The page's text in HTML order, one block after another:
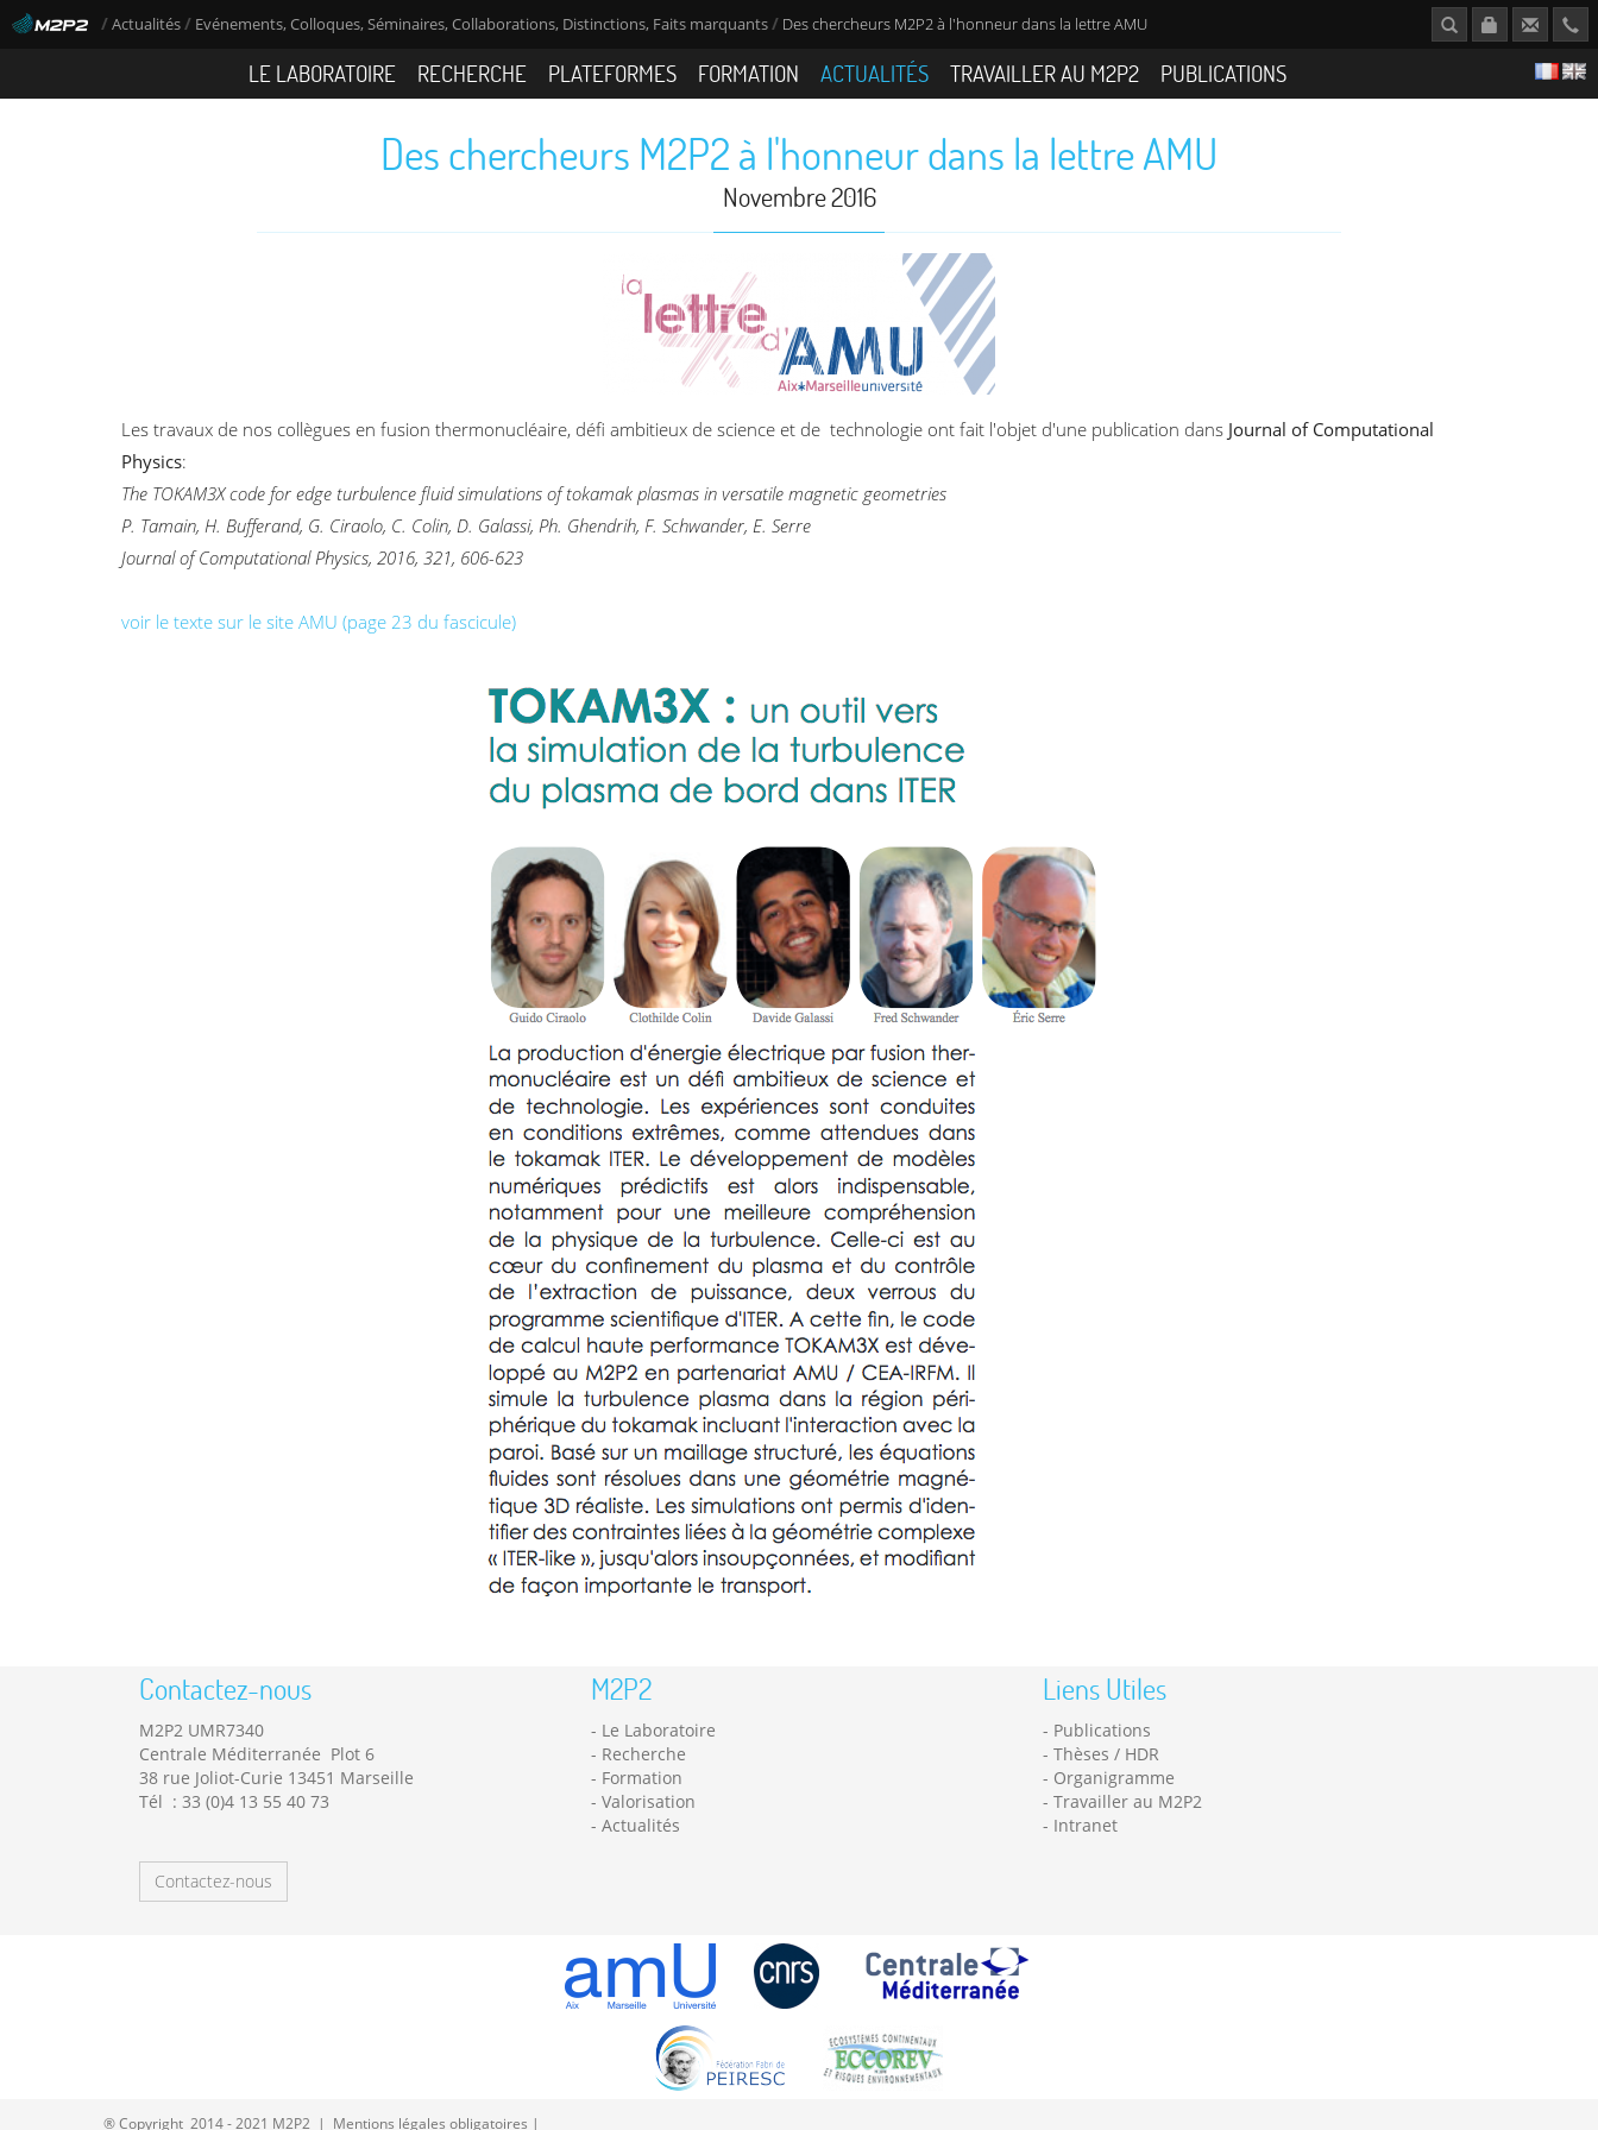
/Actualités/ Evénements, Colloques, Séminaires, Collaborations, Distinctions, Faits marquants/ Des chercheurs M2P2 à l'honneur dans la lettre AMU
LE LABORATOIRE RECHERCHE PLATEFORMES FORMATION ACTUALITÉS TRAVAILLER AU M2P2 PUBLICATIONS
Des chercheurs M2P2 à l'honneur dans la lettre AMU
Novembre 2016
Les travaux de nos collègues en fusion thermonucléaire, défi ambitieux de science et de technologie ont fait l'objet d'une publication dans Journal of Computational
Physics:
The TOKAM3X code for edge turbulence fluid simulations of tokamak plasmas in versatile magnetic geometries
P. Tamain, H. Bufferand, G. Ciraolo, C. Colin, D. Galassi, Ph. Ghendrih, F. Schwander, E. Serre
Journal of Computational Physics, 2016, 321, 606-623
voir le texte sur le site AMU (page 23 du fascicule)
Contactez-nous
M2P2 UMR7340
Centrale Méditerranée Plot 6
38 rue Joliot-Curie 13451 Marseille
Tél : 33 (0)4 13 55 40 73
Contactez-nous
M2P2
Le Laboratoire
Recherche
Formation
Valorisation
Actualités
Liens Utiles
Publications
Thèses / HDR
Organigramme
Travailler au M2P2
Intranet
® Copyright 2014 - 2021 M2P2 | Mentions légales obligatoires |